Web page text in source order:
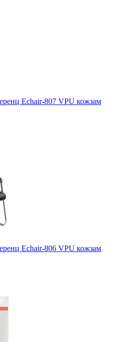
Echair-807 VPU кожзам
Echair-806 VPU кожзам